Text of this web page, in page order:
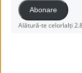
Abonare
Alătură-te celorlalți